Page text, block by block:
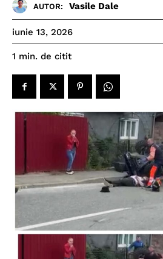
AUTOR: Vasile Dale
iunie 13, 2026
1 min. de citit